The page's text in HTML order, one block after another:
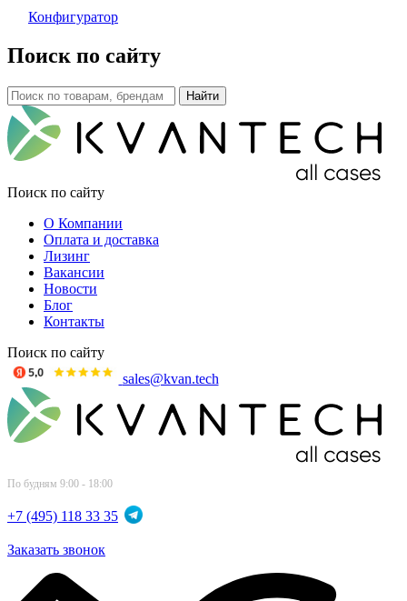
Конфигуратор
Поиск по сайту
Поиск по сайту
О Компании
Оплата и доставка
Лизинг
Вакансии
Новости
Блог
Контакты
Поиск по сайту
sales@kvan.tech
По будням 9:00 - 18:00
+7 (495) 118 33 35
Заказать звонок